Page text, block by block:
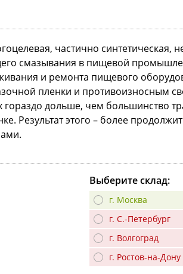
частично синтетическая,
смазывания в пищевой
и ремонта пищевого
пленки и противоизносным
гораздо дольше, чем большинство
Результат этого – более
Выберите склад:
г. Москва
г. С.-Петербург
г. Волгоград
г. Ростов-на-Дону